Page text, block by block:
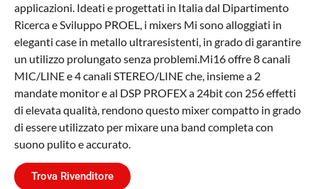
applicazioni. Ideati e progettati in Italia dal Dipartimento
Ricerca e Sviluppo PROEL, i mixers Mi sono alloggiati in
eleganti case in metallo ultraresistenti, in grado di garantire
un utilizzo prolungato senza problemi.Mi16 offre 8 canali
MIC/LINE e 4 canali STEREO/LINE che, insieme a 2
mandate monitor e al DSP PROFEX a 24bit con 256 effetti
di elevata qualità, rendono questo mixer compatto in grado
di essere utilizzato per mixare una band completa con
suono pulito e accurato.
Trova Rivenditore